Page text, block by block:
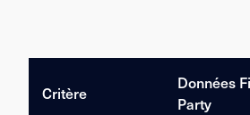
Critère
Données
Party